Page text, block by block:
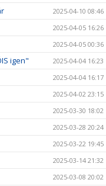
2025-04-10 08:46
2025-04-05 16:26
2025-04-05 00:36
igen" 2025-04-04 16:23
2025-04-04 16:17
2025-04-02 23:15
2025-03-30 18:02
2025-03-28 20:24
2025-03-22 19:45
2025-03-14 21:32
2025-03-08 20:02